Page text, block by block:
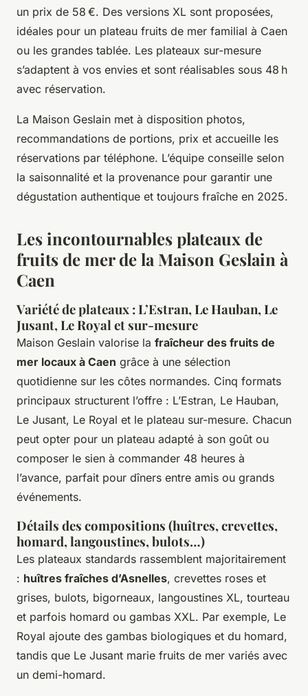
un prix de 58 €. Des versions XL sont proposées,
idéales pour un plateau fruits de mer familial à Caen
ou les grandes tablée. Les plateaux sur-mesure
s’adaptent à vos envies et sont réalisables sous 48 h
avec réservation.
La Maison Geslain met à disposition photos,
recommandations de portions, prix et accueille les
réservations par téléphone. L’équipe conseille selon
la saisonnalité et la provenance pour garantir une
dégustation authentique et toujours fraîche en 2025.
Les incontournables plateaux de
fruits de mer de la Maison Geslain à
Caen
Variété de plateaux : L’Estran, Le Hauban, Le
Jusant, Le Royal et sur-mesure
Maison Geslain valorise la fraîcheur des fruits de
mer locaux à Caen grâce à une sélection
quotidienne sur les côtes normandes. Cinq formats
principaux structurent l’offre : L’Estran, Le Hauban,
Le Jusant, Le Royal et le plateau sur-mesure. Chacun
peut opter pour un plateau adapté à son goût ou
composer le sien à commander 48 heures à
l’avance, parfait pour dîners entre amis ou grands
événements.
Détails des compositions (huîtres, crevettes,
homard, langoustines, bulots…)
Les plateaux standards rassemblent majoritairement
: huîtres fraîches d’Asnelles, crevettes roses et
grises, bulots, bigorneaux, langoustines XL, tourteau
et parfois homard ou gambas XXL. Par exemple, Le
Royal ajoute des gambas biologiques et du homard,
tandis que Le Jusant marie fruits de mer variés avec
un demi-homard.